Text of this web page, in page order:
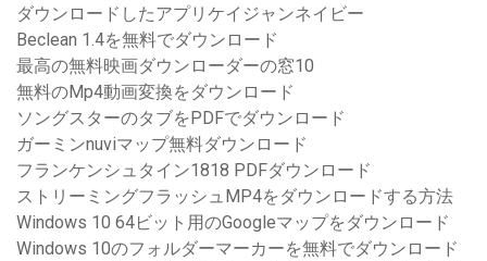
ダウンロードしたアプリケイジャンネイビー
Beclean 1.4を無料でダウンロード
最高の無料映画ダウンローダーの窓10
無料のMp4動画変換をダウンロード
ソングスターのタブをPDFでダウンロード
ガーミンnuviマップ無料ダウンロード
フランケンシュタイン1818 PDFダウンロード
ストリーミングフラッシュMP4をダウンロードする方法
Windows 10 64ビット用のGoogleマップをダウンロード
Windows 10のフォルダーマーカーを無料でダウンロード